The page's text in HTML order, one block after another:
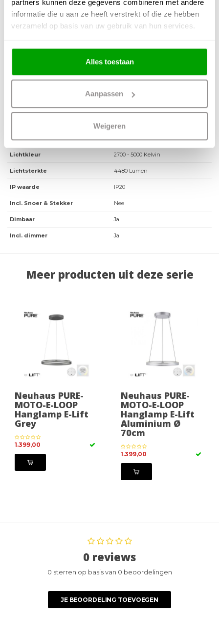
partners kunnen deze gegevens combineren met andere
informatie die u aan ze heeft verstrekt of die ze hebben
verzameld op basis van uw gebruik van hun services.
Alles toestaan
Aanpassen
Weigeren
Materiaal Metaal
Kleur Mat Goud
Overige maten
Max. Wattage per lichtpunt 22 Watt
Energielabel
Lichtkleur 2700 - 5000 Kelvin
Lichtsterkte 4480 Lumen
IP waarde IP20
Incl. Snoer & Stekker Nee
Dimbaar Ja
Incl. dimmer Ja
Meer producten uit deze serie
Neuhaus PURE-
MOTO-E-LOOP
Hanglamp E-Lift
Grey
1.399,00
Neuhaus PURE-
MOTO-E-LOOP
Hanglamp E-Lift
Aluminium Ø
70cm
1.399,00
0 reviews
0 sterren op basis van 0 beoordelingen
JE BEOORDELING TOEVOEGEN